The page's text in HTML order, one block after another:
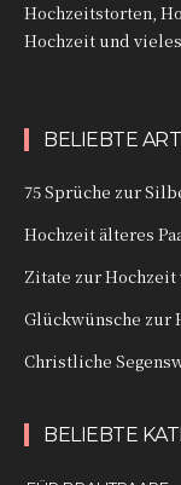
Hochzeitstorten,
Hochzeit und vieles
BELIEBTE
75 Sprüche zur
Hochzeit älteres
Zitate zur Hochzeit
Glückwünsche zur
Christliche
BELIEBTE